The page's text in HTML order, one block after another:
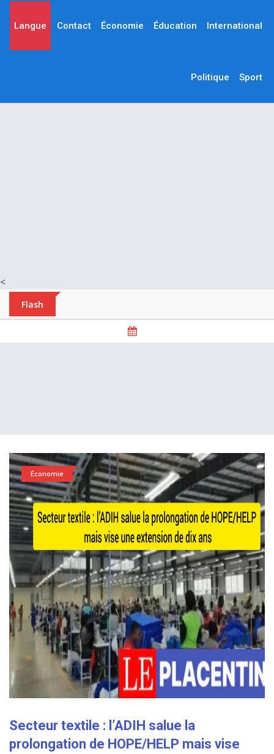
<
Langue Contact Économie Éducation International
Politique Sport
Flash
Économie
Secteur textile : l’ADIH salue la
prolongation de HOPE/HELP mais vise